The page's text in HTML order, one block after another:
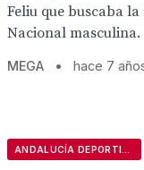
Feliu que buscaba
Nacional masculina.
MEGA • hace 7